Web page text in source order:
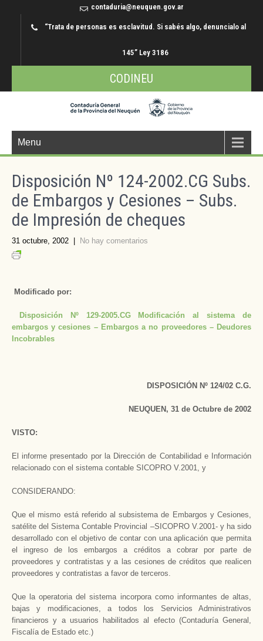
contaduria@neuquen.gov.ar
“Trata de personas es esclavitud. Si sabés algo, denuncialo al
145” Ley 3186
CODINEU
Menu
Disposición Nº 124-2002.CG Subs.
de Embargos y Cesiones – Subs.
de Impresión de cheques
31 octubre, 2002 No hay comentarios
Modificado por:
Disposición Nº 129-2005.CG Modificación al sistema de
embargos y cesiones – Embargos a no proveedores – Deudores
Incobrables
DISPOSICIÓN Nº 124/02 C.G.
NEUQUEN, 31 de Octubre de 2002
VISTO:
El informe presentado por la Dirección de Contabilidad e Información
relacionado con el sistema contable SICOPRO V.2001, y
CONSIDERANDO:
Que el mismo está referido al subsistema de Embargos y Cesiones,
satélite del Sistema Contable Provincial –SICOPRO V.2001- y ha sido
desarrollado con el objetivo de contar con una aplicación que permita
el ingreso de los embargos a créditos a cobrar por parte de
proveedores y contratistas y a las cesiones de créditos que realicen
proveedores y contratistas a favor de terceros.
Que la operatoria del sistema incorpora como informantes de altas,
bajas y modificaciones, a todos los Servicios Administrativos
financieros y a usuarios habilitados al efecto (Contaduría General,
Fiscalía de Estado etc.)